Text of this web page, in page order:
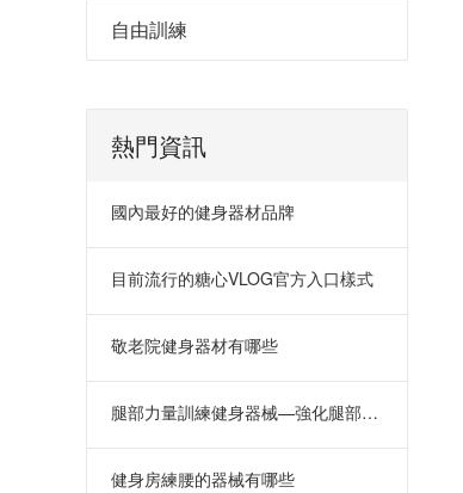
自由訓練
熱門資訊
國內最好的健身器材品牌
目前流行的糖心VLOG官方入口樣式
敬老院健身器材有哪些
腿部力量訓練健身器械—強化腿部力量
健身房練腰的器械有哪些